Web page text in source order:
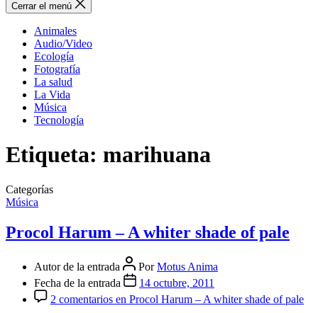
Cerrar el menú
Animales
Audio/Video
Ecología
Fotografía
La salud
La Vida
Música
Tecnología
Etiqueta: marihuana
Categorías
Música
Procol Harum – A whiter shade of pale
Autor de la entrada PorMotus Anima
Fecha de la entrada
14 octubre, 2011
2 comentarios en Procol Harum – A whiter shade of pale